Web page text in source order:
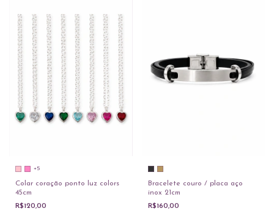
+5
Colar coração ponto luz colors
45cm
R$120,00
Bracelete couro / placa aço
inox 21cm
R$160,00